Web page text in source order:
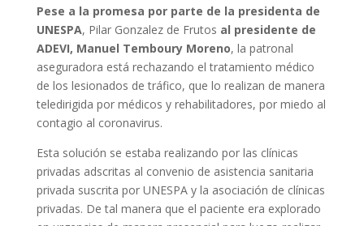
Pese a la promesa por parte de la presidenta de
UNESPA, Pilar Gonzalez de Frutos al presidente de
ADEVI, Manuel Temboury Moreno, la patronal
aseguradora está rechazando el tratamiento médico
de los lesionados de tráfico, que lo realizan de manera
teledirigida por médicos y rehabilitadores, por miedo al
contagio al coronavirus.
Esta solución se estaba realizando por las clínicas
privadas adscritas al convenio de asistencia sanitaria
privada suscrita por UNESPA y la asociación de clínicas
privadas. De tal manera que el paciente era explorado